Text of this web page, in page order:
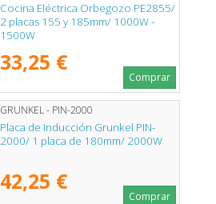
Cocina Eléctrica Orbegozo PE2855/
2 placas 155 y 185mm/ 1000W -
1500W
33,25 €
Comprar
GRUNKEL - PIN-2000
Placa de Inducción Grunkel PIN-
2000/ 1 placa de 180mm/ 2000W
42,25 €
Comprar